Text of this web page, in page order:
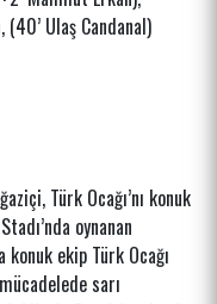
(40’ Ulaş Candanal)
Türk Ocağı’nı konuk
oynanan
ekip Türk Ocağı
sarı